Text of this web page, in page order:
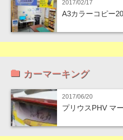
2017/02/17
A3カラーコピー20
カーマーキング
2017/06/20
プリウスPHV マ